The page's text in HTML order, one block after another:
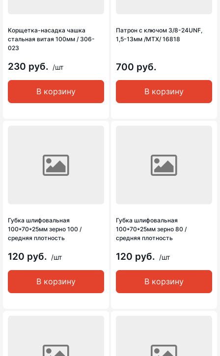
Корщетка-насадка чашка
стальная витая 100мм / 306-
023
230 руб. /шт
В корзину
Патрон с ключом 3/8-24UNF,
1,5-13мм /MTX/ 16818
700 руб.
В корзину
Губка шлифовальная
100*70*25мм зерно 100 /
средняя плотность
120 руб. /шт
В корзину
Губка шлифовальная
100*70*25мм зерно 80 /
средняя плотность
120 руб. /шт
В корзину